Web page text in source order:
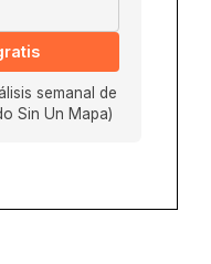
semanal de
Sin Un Mapa)